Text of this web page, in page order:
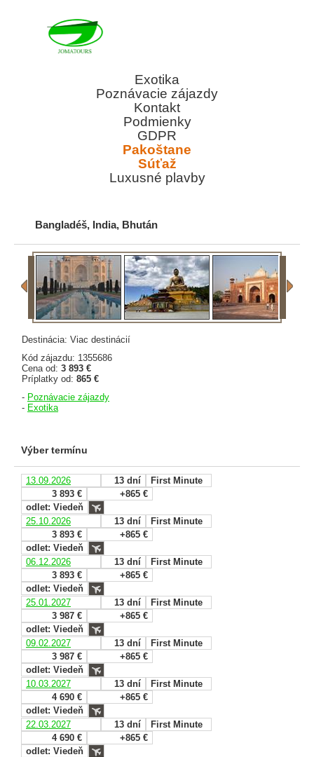
Exotika
Poznávacie zájazdy
Kontakt
Podmienky
GDPR
Pakoštane
Súťaž
Luxusné plavby
Bangladéš, India, Bhután
Destinácia: Viac destinácií
Kód zájazdu: 1355686
Cena od: 3 893 €
Príplatky od: 865 €
- Poznávacie zájazdy
- Exotika
Výber termínu
13.09.2026 13 dní
First Minute
3 893 €
+865 €
odlet: Viedeň
25.10.2026
13 dní
First Minute
3 893 €
+865 €
odlet: Viedeň
06.12.2026
13 dní
First Minute
3 893 €
+865 €
odlet: Viedeň
25.01.2027
13 dní
First Minute
3 987 €
+865 €
odlet: Viedeň
09.02.2027
13 dní
First Minute
3 987 €
+865 €
odlet: Viedeň
10.03.2027
13 dní
First Minute
4 690 €
+865 €
odlet: Viedeň
22.03.2027
13 dní
First Minute
4 690 €
+865 €
odlet: Viedeň